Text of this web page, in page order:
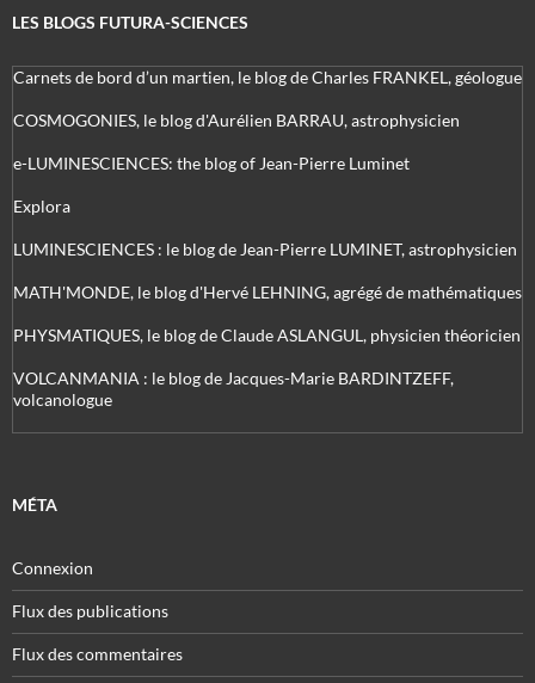
LES BLOGS FUTURA-SCIENCES
Carnets de bord d’un martien, le blog de Charles FRANKEL, géologue
COSMOGONIES, le blog d'Aurélien BARRAU, astrophysicien
e-LUMINESCIENCES: the blog of Jean-Pierre Luminet
Explora
LUMINESCIENCES : le blog de Jean-Pierre LUMINET, astrophysicien
MATH'MONDE, le blog d'Hervé LEHNING, agrégé de mathématiques
PHYSMATIQUES, le blog de Claude ASLANGUL, physicien théoricien
VOLCANMANIA : le blog de Jacques-Marie BARDINTZEFF,
volcanologue
MÉTA
Connexion
Flux des publications
Flux des commentaires